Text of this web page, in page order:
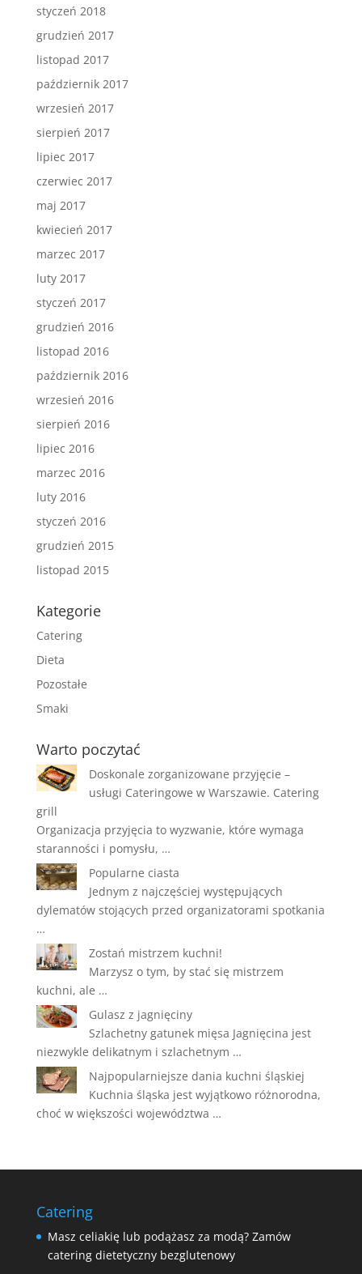
styczeń 2018
grudzień 2017
listopad 2017
październik 2017
wrzesień 2017
sierpień 2017
lipiec 2017
czerwiec 2017
maj 2017
kwiecień 2017
marzec 2017
luty 2017
styczeń 2017
grudzień 2016
listopad 2016
październik 2016
wrzesień 2016
sierpień 2016
lipiec 2016
marzec 2016
luty 2016
styczeń 2016
grudzień 2015
listopad 2015
Kategorie
Catering
Dieta
Pozostałe
Smaki
Warto poczytać
Doskonale zorganizowane przyjęcie –
usługi Cateringowe w Warszawie. Catering
grill
Organizacja przyjęcia to wyzwanie, które wymaga
staranności i pomysłu, …
Popularne ciasta
Jednym z najczęściej występujących
dylematów stojących przed organizatorami spotkania
…
Zostań mistrzem kuchni!
Marzysz o tym, by stać się mistrzem
kuchni, ale …
Gulasz z jagnięciny
Szlachetny gatunek mięsa Jagnięcina jest
niezwykle delikatnym i szlachetnym …
Najpopularniejsze dania kuchni śląskiej
Kuchnia śląska jest wyjątkowo różnorodna,
choć w większości województwa …
Catering
Masz celiakię lub podążasz za modą? Zamów
catering dietetyczny bezglutenowy